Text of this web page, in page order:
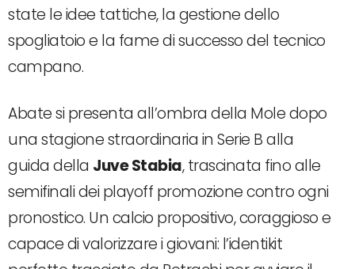
state le idee tattiche, la gestione dello
spogliatoio e la fame di successo del tecnico
campano.
Abate si presenta all’ombra della Mole dopo
una stagione straordinaria in Serie B alla
guida della Juve Stabia, trascinata fino alle
semifinali dei playoff promozione contro ogni
pronostico. Un calcio propositivo, coraggioso e
capace di valorizzare i giovani: l’identikit